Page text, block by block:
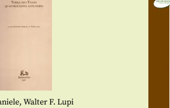
, Walter F. Lupi